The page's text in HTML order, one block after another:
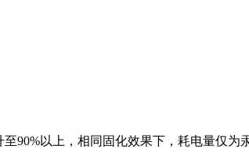
以上，相同固化效果下，耗电量仅为